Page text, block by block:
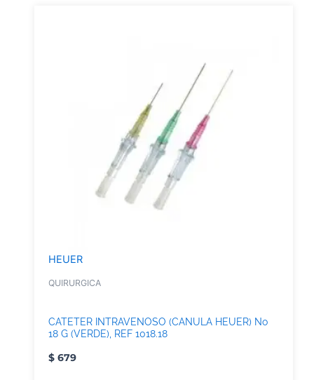
HEUER
QUIRURGICA
CATETER INTRAVENOSO (CANULA HEUER) No
18 G (VERDE), REF 1018.18
$ 679